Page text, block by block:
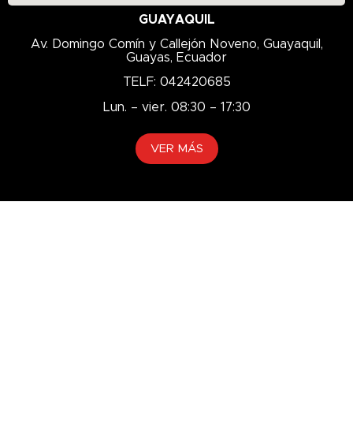
GUAYAQUIL
Av. Domingo Comín y Callejón Noveno, Guayaquil,
Guayas, Ecuador
TELF: 042420685
Lun. – vier. 08:30 – 17:30
VER MÁS